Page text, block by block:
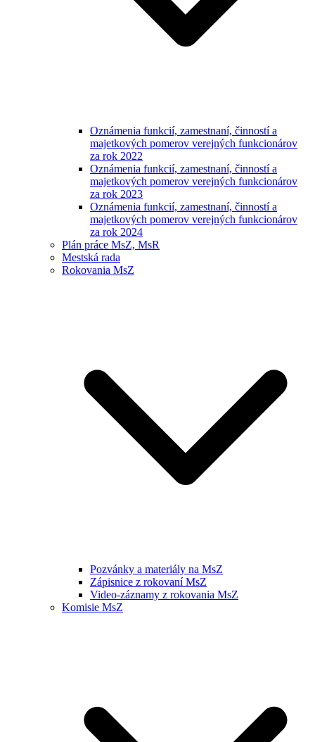
Oznámenia funkcií, zamestnaní, činností a
majetkových pomerov verejných funkcionárov
za rok 2022
Oznámenia funkcií, zamestnaní, činností a
majetkových pomerov verejných funkcionárov
za rok 2023
Oznámenia funkcií, zamestnaní, činností a
majetkových pomerov verejných funkcionárov
za rok 2024
Plán práce MsZ, MsR
Mestská rada
Rokovania MsZ
Pozvánky a materiály na MsZ
Zápisnice z rokovaní MsZ
Video-záznamy z rokovania MsZ
Komisie MsZ